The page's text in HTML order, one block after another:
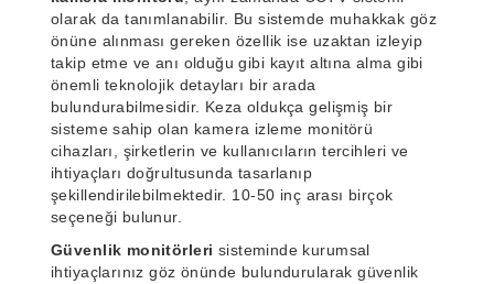
olarak da tanımlanabilir. Bu sistemde muhakkak göz
önüne alınması gereken özellik ise uzaktan izleyip
takip etme ve anı olduğu gibi kayıt altına alma gibi
önemli teknolojik detayları bir arada
bulundurabilmesidir. Keza oldukça gelişmiş bir
sisteme sahip olan kamera izleme monitörü
cihazları, şirketlerin ve kullanıcıların tercihleri ve
ihtiyaçları doğrultusunda tasarlanıp
şekillendirilebilmektedir. 10-50 inç arası birçok
seçeneği bulunur.
Güvenlik monitörleri sisteminde kurumsal
ihtiyaçlarınız göz önünde bulundurularak güvenlik